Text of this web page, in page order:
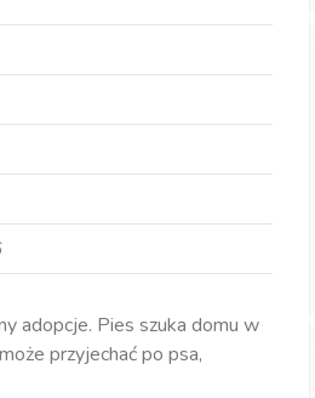
adopcje. Pies szuka domu w
przyjechać po psa,